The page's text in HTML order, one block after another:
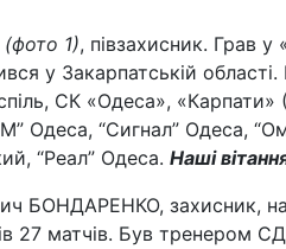
(фото 1), півзахисник. Грав
у Закарпатській
СК «Одеса»,
Одеса, “Сигнал” Одеса,
“Реал” Одеса. Наші
БОНДАРЕНКО, захисник,
27 матчів. Був тренером